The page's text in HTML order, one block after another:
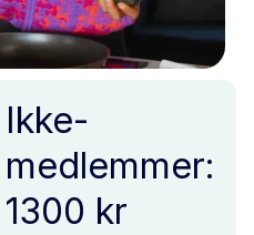
Ikke-
medlemmer:
1300 kr